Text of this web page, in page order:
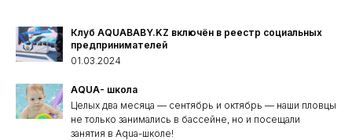
Клуб AQUABABY.KZ включён в реестр социальных
предпринимателей
01.03.2024
AQUA- школа
Целых два месяца — сентябрь и октябрь — наши пловцы
не только занимались в бассейне, но и посещали
занятия в Aqua-школе!